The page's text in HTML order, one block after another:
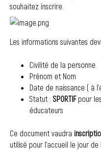
souhaitez inscrire.
Les informations suivantes
Civilité de la personne
Prénom et Nom
Date de naissance ( à
Statut : SPORTIFpour
éducateurs
Ce document vaudra
utilisé pour l’accueil le jour de